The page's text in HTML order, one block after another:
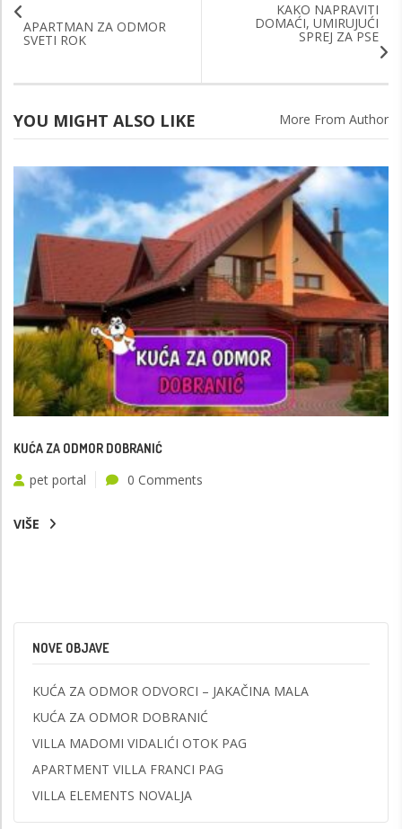
APARTMAN ZA ODMOR
SVETI ROK
KAKO NAPRAVITI
DOMAĆI, UMIRUJUĆI
SPREJ ZA PSE
YOU MIGHT ALSO LIKE More From Author
KUĆA ZA ODMOR DOBRANIĆ
pet portal 0 Comments
VIŠE
NOVE OBJAVE
KUĆA ZA ODMOR ODVORCI – JAKAČINA MALA
KUĆA ZA ODMOR DOBRANIĆ
VILLA MADOMI VIDALIĆI OTOK PAG
APARTMENT VILLA FRANCI PAG
VILLA ELEMENTS NOVALJA